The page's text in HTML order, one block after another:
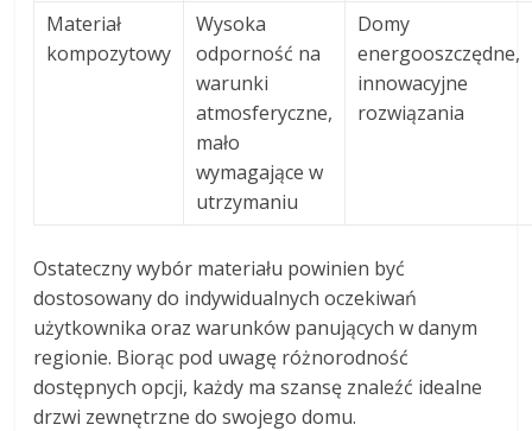
Materiał
kompozytowy
Wysoka
odporność na
warunki
atmosferyczne,
mało
wymagające w
utrzymaniu
Domy
energooszczędne,
innowacyjne
rozwiązania
Ostateczny wybór materiału powinien być
dostosowany do indywidualnych oczekiwań
użytkownika oraz warunków panujących w danym
regionie. Biorąc pod uwagę różnorodność
dostępnych opcji, każdy ma szansę znaleźć idealne
drzwi zewnętrzne do swojego domu.